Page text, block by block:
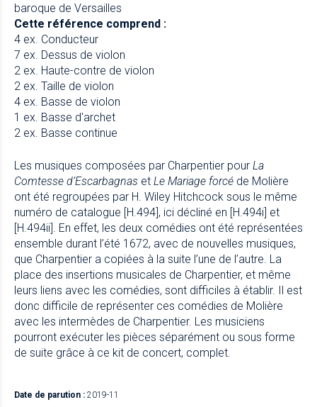
baroque de Versailles
Cette référence comprend :
4 ex. Conducteur
7 ex. Dessus de violon
2 ex. Haute-contre de violon
2 ex. Taille de violon
4 ex. Basse de violon
1 ex. Basse d'archet
2 ex. Basse continue
Les musiques composées par Charpentier pour La
Comtesse d’Escarbagnas et Le Mariage forcé de Molière
ont été regroupées par H. Wiley Hitchcock sous le même
numéro de catalogue [H.494], ici décliné en [H.494i] et
[H.494ii]. En effet, les deux comédies ont été représentées
ensemble durant l’été 1672, avec de nouvelles musiques,
que Charpentier a copiées à la suite l’une de l’autre. La
place des insertions musicales de Charpentier, et même
leurs liens avec les comédies, sont difficiles à établir. Il est
donc difficile de représenter ces comédies de Molière
avec les intermèdes de Charpentier. Les musiciens
pourront exécuter les pièces séparément ou sous forme
de suite grâce à ce kit de concert, complet.
Date de parution : 2019-11